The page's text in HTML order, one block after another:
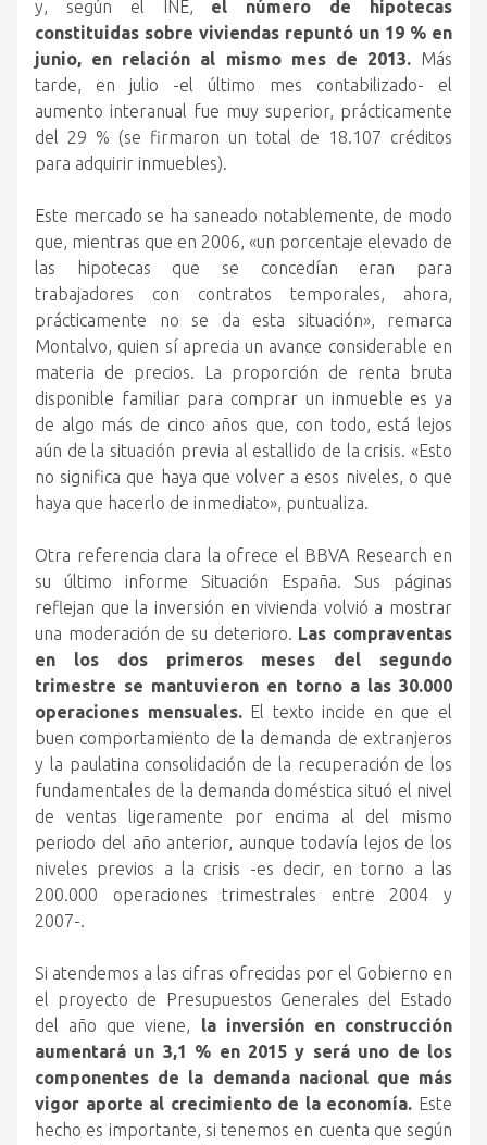
y, según el INE, el número de hipotecas
constituidas sobre viviendas repuntó un 19 % en
junio, en relación al mismo mes de 2013.Más
tarde, en julio -el último mes contabilizado- el
aumento interanual fue muy superior, prácticamente
del 29 % (se firmaron un total de 18.107 créditos
para adquirir inmuebles).
Este mercado se ha saneado notablemente, de modo
que, mientras que en 2006, «un porcentaje elevado de
las hipotecas que se concedían eran para
trabajadores con contratos temporales, ahora,
prácticamente no se da esta situación», remarca
Montalvo, quien sí aprecia un avance considerable en
materia de precios. La proporción de renta bruta
disponible familiar para comprar un inmueble es ya
de algo más de cinco años que, con todo, está lejos
aún de la situación previa al estallido de la crisis. «Esto
no significa que haya que volver a esos niveles, o que
haya que hacerlo de inmediato», puntualiza.
Otra referencia clara la ofrece el BBVA Research en
su último informe Situación España. Sus páginas
reflejan que la inversión en vivienda volvió a mostrar
una moderación de su deterioro. Las compraventas
en los dos primeros meses del segundo
trimestre se mantuvieron en torno a las 30.000
operaciones mensuales.El texto incide en que el
buen comportamiento de la demanda de extranjeros
y la paulatina consolidación de la recuperación de los
fundamentales de la demanda doméstica situó el nivel
de ventas ligeramente por encima al del mismo
periodo del año anterior, aunque todavía lejos de los
niveles previos a la crisis -es decir, en torno a las
200.000 operaciones trimestrales entre 2004 y
2007-.
Si atendemos a las cifras ofrecidas por el Gobierno en
el proyecto de Presupuestos Generales del Estado
del año que viene, la inversión en construcción
aumentará un 3,1 % en 2015 y será uno de los
componentes de la demanda nacional que más
vigor aporte al crecimiento de la economía. Este
hecho es importante, si tenemos en cuenta que según